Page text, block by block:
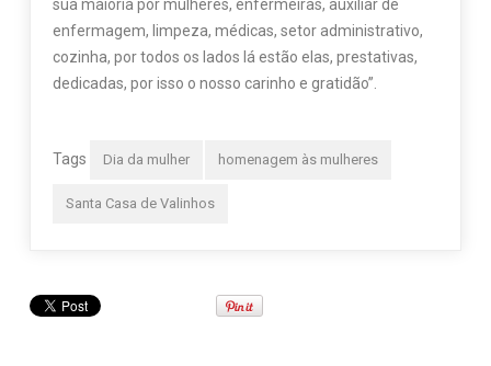
sua maioria por mulheres, enfermeiras, auxiliar de
enfermagem, limpeza, médicas, setor administrativo,
cozinha, por todos os lados lá estão elas, prestativas,
dedicadas, por isso o nosso carinho e gratidão”.
Tags Dia da mulher homenagem às mulheres
Santa Casa de Valinhos